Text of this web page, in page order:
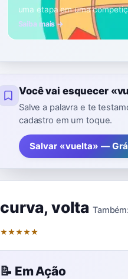
uma etapa em uma
Saiba mais →
Você vai esquecer
Salve a palavra e te
cadastro em um toque.
Salvar «vuelta» —
curva,volta Também:
★★★★★
📝 Em Ação